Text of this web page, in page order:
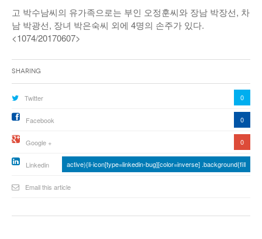
고 박수남씨의 유가족으로는 부인 오정훈씨와 장남 박장선, 차
남 박광선, 장녀 박은숙씨 외에 4명의 손주가 있다.
<1074/20170607>
Sharing
Twitter 0
Facebook 0
Google + 0
Linkedin active){li-icon[type=linkedin-bug][color=inverse] .background{fill
Email this article